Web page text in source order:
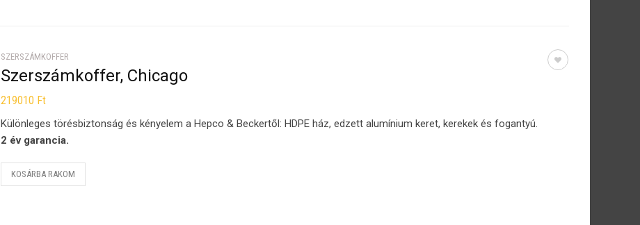
SZERSZÁMKOFFER
Szerszámkoffer, Chicago
219010 Ft
Különleges törésbiztonság és kényelem a Hepco & Beckertől: HDPE ház, edzett alumínium keret, kerekek és fogantyú.
2 év garancia.
KOSÁRBA RAKOM